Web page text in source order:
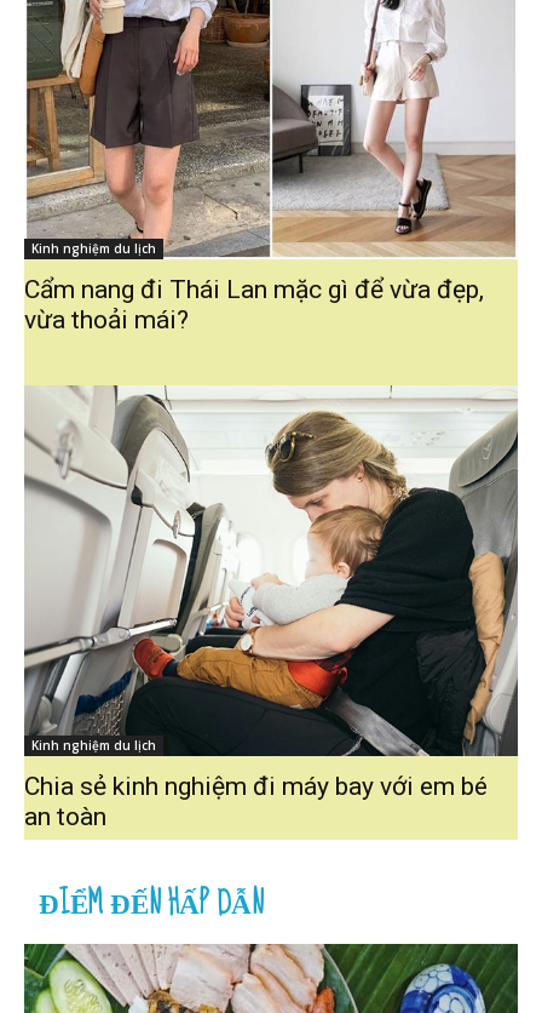
Kinh nghiệm du lịch
Cẩm nang đi Thái Lan mặc gì để vừa đẹp,
vừa thoải mái?
Kinh nghiệm du lịch
Chia sẻ kinh nghiệm đi máy bay với em bé
an toàn
ĐIỂM ĐẾN HẤP DẪN